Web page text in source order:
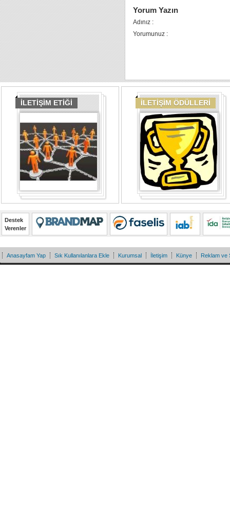
Yorum Yazın
Adınız :
Yorumunuz :
İLETİŞİM ETİĞİ İLETİŞİM ÖDÜLLERİ
Destek
Verenler
Anasayfam Yap Sık Kullanılanlara Ekle Kurumsal İletişim Künye Reklam ve